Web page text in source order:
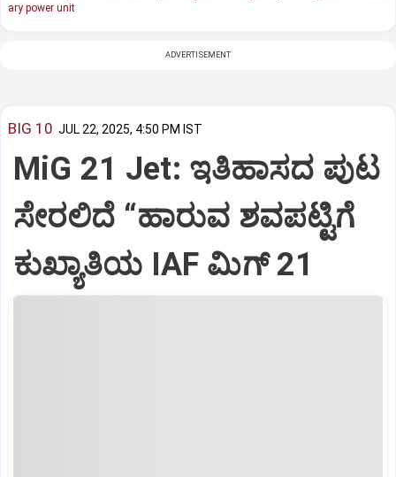
ary power unit
ADVERTISEMENT
BIG 10 JUL 22, 2025, 4:50 PM IST
MiG 21 Jet: ಇತಿಹಾಸದ ಪುಟ
ಸೇರಲಿದೆ “ಹಾರುವ ಶವಪಟ್ಟಿಗೆ
ಕುಖ್ಯಾತಿಯ IAF ಮಿಗ್‌ 21